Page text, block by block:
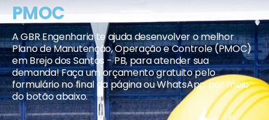
PMOC
A GBR Engenharia te ajuda desenvolver o melhor
Plano de Manutenção, Operação e Controle (PMOC)
em Brejo dos Santos - PB, para atender sua
demanda! Faça um orçamento gratuito pelo
formulário no final da página ou WhatsApp por meio
do botão abaixo.